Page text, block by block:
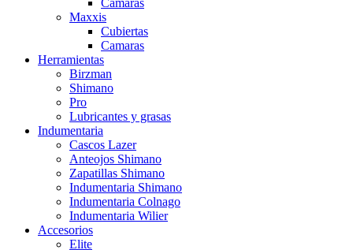
Camaras
Maxxis
Cubiertas
Camaras
Herramientas
Birzman
Shimano
Pro
Lubricantes y grasas
Indumentaria
Cascos Lazer
Anteojos Shimano
Zapatillas Shimano
Indumentaria Shimano
Indumentaria Colnago
Indumentaria Wilier
Accesorios
Elite